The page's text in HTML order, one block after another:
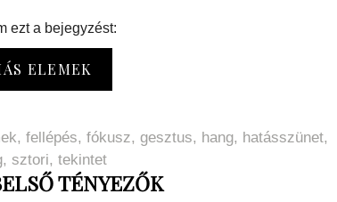
ezt a bejegyzést:
ELEMEK
, fellépés, fókusz, gesztus, hang, hatásszünet,
, sztori, tekintet
TÉNYEZŐK